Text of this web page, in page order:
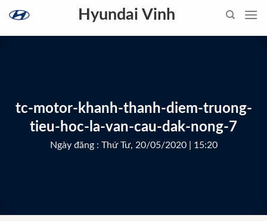
content
Hyundai Vinh
tc-motor-khanh-thanh-diem-truong-
tieu-hoc-la-van-cau-dak-nong-7
Ngày đăng : Thứ Tư, 20/05/2020 | 15:20